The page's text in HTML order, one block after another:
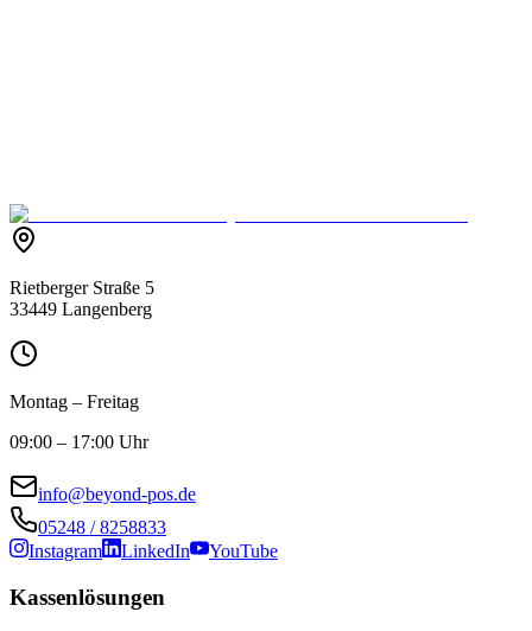
Unverbindlich kontaktieren
Rietberger Straße 5
33449 Langenberg
Montag – Freitag
09:00 – 17:00 Uhr
info@beyond-pos.de
05248 / 8258833
Instagram
LinkedIn YouTube
Kassenlösungen